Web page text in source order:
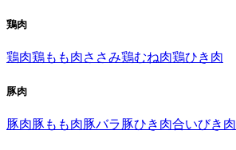
鶏肉
鶏肉鶏もも肉ささみ鶏むね肉鶏ひき肉
豚肉
豚肉豚もも肉豚バラ豚ひき肉合いびき肉